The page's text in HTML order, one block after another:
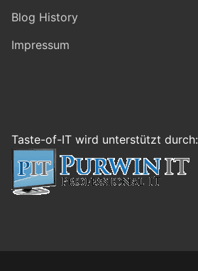
Blog History
Impressum
Taste-of-IT wird unterstützt durch: